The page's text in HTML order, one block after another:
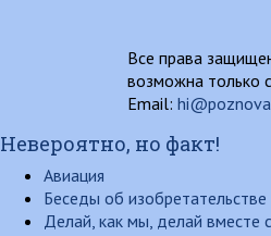
Все права
возможна только
Email:
Невероятно, но факт!
Авиация
Беседы об изобретательстве
Делай, как мы, делай вместе